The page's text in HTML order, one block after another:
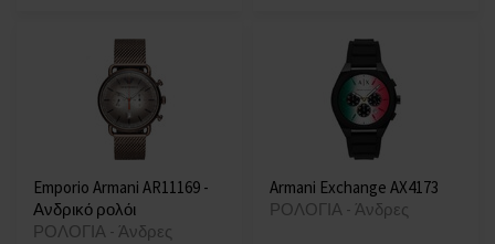
Emporio Armani AR11169 -
Ανδρικό ρολόι
ΡΟΛΟΓΙΑ - Άνδρες
Armani Exchange AX4173
ΡΟΛΟΓΙΑ - Άνδρες